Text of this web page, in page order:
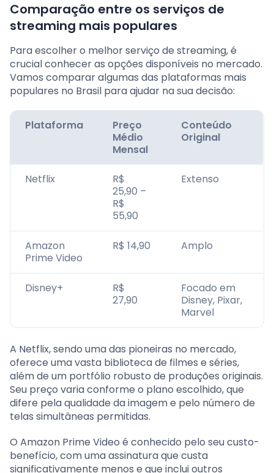
Comparação entre os serviços de
streaming mais populares
Para escolher o melhor serviço de streaming, é
crucial conhecer as opções disponíveis no mercado.
Vamos comparar algumas das plataformas mais
populares no Brasil para ajudar na sua decisão:
Plataforma
Preço
Médio
Mensal
Conteúdo
Original
Netflix
R$
25,90 –
R$
55,90
Extenso
Amazon
Prime Video
R$ 14,90 Amplo
Disney+
R$
27,90
Focado em
Disney, Pixar,
Marvel
A Netflix, sendo uma das pioneiras no mercado,
oferece uma vasta biblioteca de filmes e séries,
além de um portfólio robusto de produções originais.
Seu preço varia conforme o plano escolhido, que
difere pela qualidade da imagem e pelo número de
telas simultâneas permitidas.
O Amazon Prime Video é conhecido pelo seu custo-
benefício, com uma assinatura que custa
significativamente menos e que inclui outros